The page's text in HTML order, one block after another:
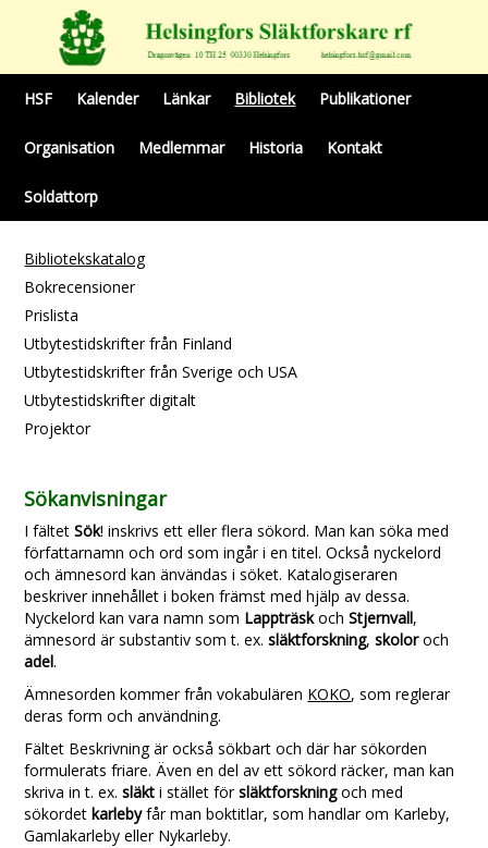
HSF Kalender Länkar Bibliotek Publikationer
Organisation Medlemmar Historia Kontakt
Soldattorp
Bibliotekskatalog
Bokrecensioner
Prislista
Utbytestidskrifter från Finland
Utbytestidskrifter från Sverige och USA
Utbytestidskrifter digitalt
Projektor
Sökanvisningar
I fältetSök! inskrivs ett eller flera sökord. Man kan söka med
författarnamn och ord som ingår i en titel. Också nyckelord
och ämnesord kan änvändas i söket. Katalogiseraren
beskriver innehållet i boken främst med hjälp av dessa.
Nyckelord kan vara namn som LappträskochStjernvall,
ämnesord är substantiv som t. ex.släktforskning,skoloroch
adel.
Ämnesorden kommer från vokabulären KOKO, som reglerar
deras form och användning.
Fältet Beskrivning är också sökbart och där har sökorden
formulerats friare. Även en del av ett sökord räcker, man kan
skriva in t. ex.släkti stället försläktforskningoch med
sökordetkarlebyfår man boktitlar, som handlar om Karleby,
Gamlakarleby eller Nykarleby.